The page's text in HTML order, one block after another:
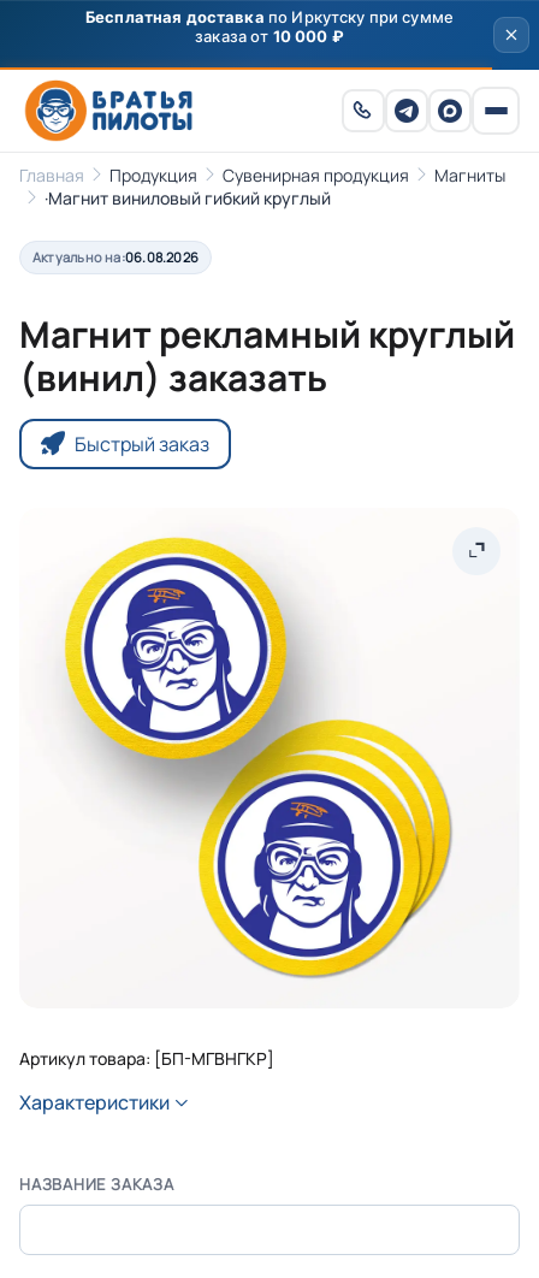
Бесплатная доставка по Иркутску при сумме
заказа от 10 000 ₽
Главная Продукция Сувенирная продукция
Магниты
·Магнит виниловый гибкий круглый
Актуально на:06.08.2026
Магнит рекламный круглый
(винил) заказать
Быстрый заказ
Артикул товара: [БП-МГВНГКР]
Характеристики
НАЗВАНИЕ ЗАКАЗА